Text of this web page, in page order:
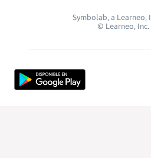
Symbolab, a Learneo,
© Learneo, Inc.